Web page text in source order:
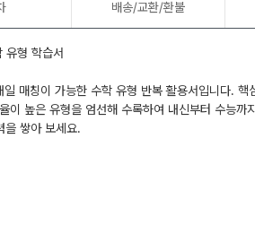
배송/교환/환불
유형 학습서
매칭이 가능한 수학 유형 반복 활용서입니다.
이 높은 유형을 엄선해 수록하여 내신부터 수능까
을 쌓아 보세요.